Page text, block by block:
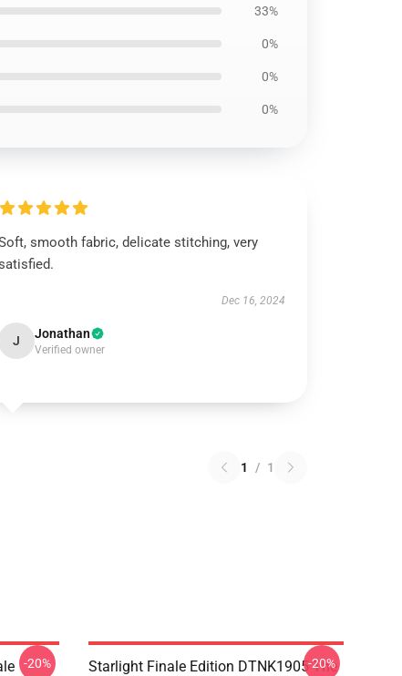
33%
0%
0%
0%
smooth fabric, delicate stitching, very
Dec 16, 2024
J Jonathan
Verified owner
1 / 1
-20%
Starlight Finale Edition DTNK1905 The
-20%